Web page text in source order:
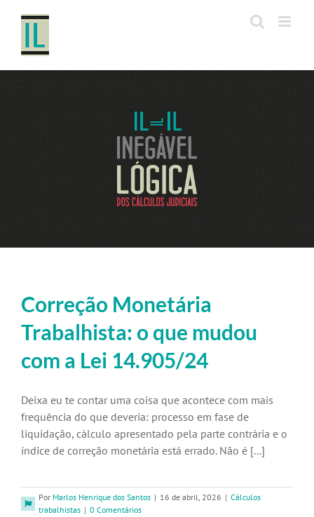
conteúdo
Correção Monetária
Trabalhista: o que mudou
com a Lei 14.905/24
Deixa eu te contar uma coisa que acontece com mais
frequência do que deveria: processo em fase de
liquidação, cálculo apresentado pela parte contrária e o
índice de correção monetária está errado. Não é [...]
Por Marlos Henrique dos Santos | 16 de abril, 2026 | Cálculos
trabalhistas | 0 Comentários